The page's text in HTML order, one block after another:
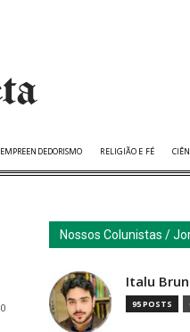
EMPREENDEDORISMO RELIGIÃO E FÉ
0
Nossos Colunistas /
Italu
95 POSTS